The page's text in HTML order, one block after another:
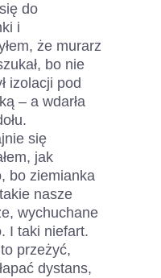
do
i
że murarz
bo nie
izolacji pod
– a wdarła
się
jak
bo ziemianka
nasze
wychuchane
I taki niefart.
przeżyć,
dystans,